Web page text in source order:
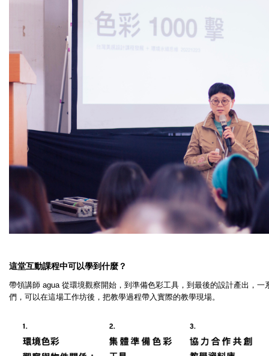
這堂互動課程中可以學到什麼？
帶領講師 agua 從環境觀察開始，到準備色彩工具，到最後的設計產出，
們，可以在這場工作坊後，把教學過程帶入實際的教學現場。